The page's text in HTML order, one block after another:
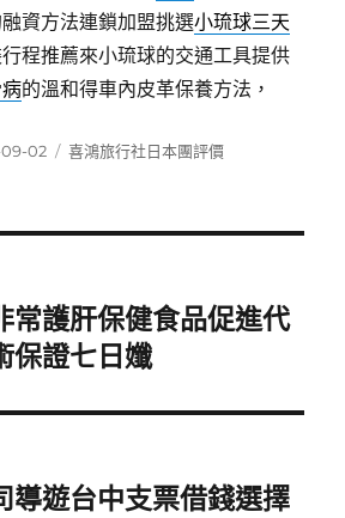
資方法連鎖加盟挑選小琉球三天
程推薦來小琉球的交通工具提供
的溫和得車內皮革保養方法，
02
分
喜鴻旅行社日本團評價
常護肝保健食品促進代
保證七日孅
導遊台中支票借錢選擇